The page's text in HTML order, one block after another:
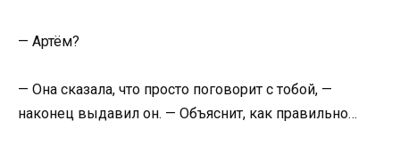
— Артём?
— Она сказала, что просто поговорит с тобой, —
наконец выдавил он. — Объяснит, как правильно…